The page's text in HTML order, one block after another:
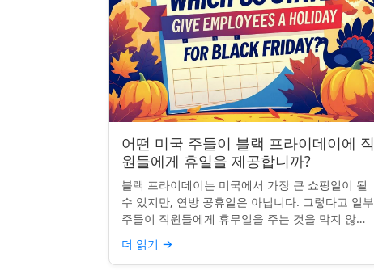
어떤 미국 주들이 블랙 프라이데이에 직
원들에게 휴일을 제공합니까?
블랙 프라이데이는 미국에서 가장 큰 쇼핑일이 될
수 있지만, 연방 공휴일은 아닙니다. 그렇다고 일부
주들이 직원들에게 휴무일을 주는 것을 막지 않죠.
전통, 소매업의 광란, 또는 단순히 추수감사절을 연
장하는 것과 관...
더 읽기 →